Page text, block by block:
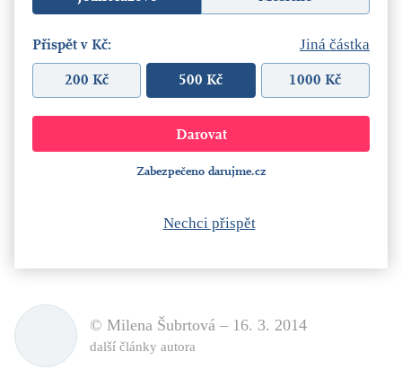
Přispět v Kč: Jiná částka
200 Kč 500 Kč 1000 Kč
Zabezpečeno darujme.cz
Nechci přispět
© Milena Šubrtová – 16. 3. 2014
další články autora